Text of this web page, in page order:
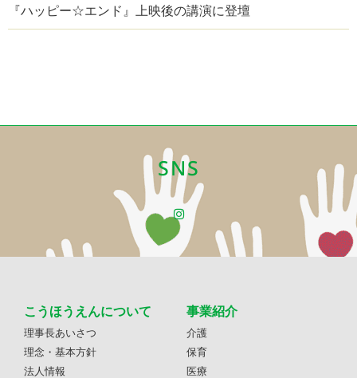
『ハッピー☆エンド』上映後の講演に登壇
SNS
こうほうえんについて
理事長あいさつ
理念・基本方針
法人情報
事業紹介
介護
保育
医療